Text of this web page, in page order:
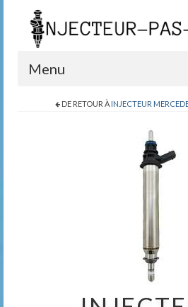
Menu
DE RETOUR À INJECTEUR